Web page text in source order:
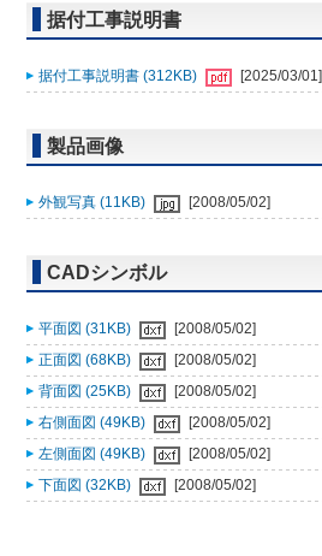
据付工事説明書
据付工事説明書 (312KB) [2025/03/01]
製品画像
外観写真 (11KB) [2008/05/02]
CADシンボル
平面図 (31KB)
[2008/05/02]
正面図 (68KB)
[2008/05/02]
背面図 (25KB)
[2008/05/02]
右側面図 (49KB)
[2008/05/02]
左側面図 (49KB)
[2008/05/02]
下面図 (32KB)
[2008/05/02]